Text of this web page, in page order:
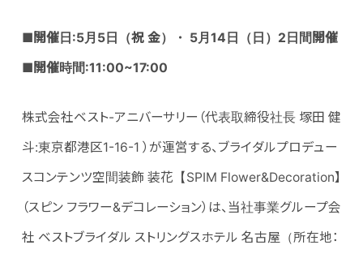
■ 開催日:5月5日（祝 金）・ 5月14日（日）2日間開催
■開催時間:11:00~17:00
株式会社ベスト-アニバーサリー（代表取締役社長 塚田 健
斗:東京都港区1-16-1 ）が運営する、ブライダルプロデュー
スコンテンツ空間装飾 装花【SPIM Flower&Decoration】
（スピン フラワー&デコレーション）は、当社事業グループ会
社 ベストブライダル ストリングスホテル 名古屋（所在地：